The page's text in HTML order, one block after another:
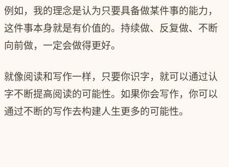
例如，我的理念是认为只要具备做某件事的能力，
这件事本身就是有价值的。 持续做、反复做、不断
向前做，一定会做得更好。
就像阅读和写作一样，只要你识字，就可以通过认
字不断提高阅读的可能性。如果你会写作，你可以
通过不断的写作去构建人生更多的可能性。